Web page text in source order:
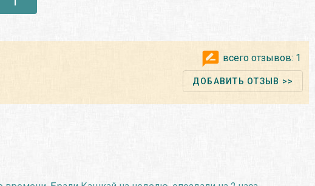
всего отзывов: 1
ДОБАВИТЬ ОТЗЫВ >>